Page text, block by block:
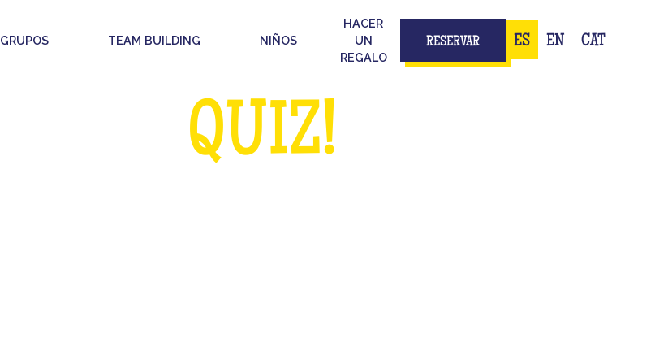
GRUPOS TEAM BUILDING NIÑOS
HACER
UN
REGALO
RESERVAR ES EN CAT
QUIZ!